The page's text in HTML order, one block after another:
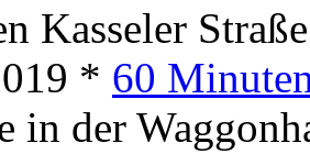
Kasseler Straße
* 60
in der